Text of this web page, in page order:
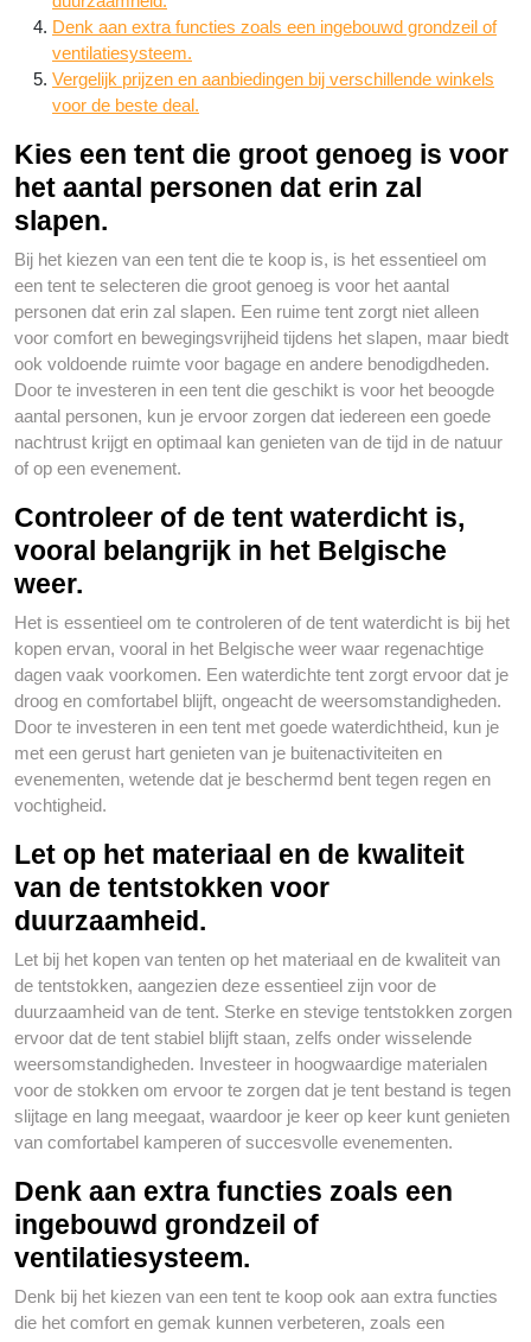
Denk aan extra functies zoals een ingebouwd grondzeil of
ventilatiesysteem.
Vergelijk prijzen en aanbiedingen bij verschillende winkels
voor de beste deal.
Kies een tent die groot genoeg is voor
het aantal personen dat erin zal
slapen.
Bij het kiezen van een tent die te koop is, is het essentieel om
een tent te selecteren die groot genoeg is voor het aantal
personen dat erin zal slapen. Een ruime tent zorgt niet alleen
voor comfort en bewegingsvrijheid tijdens het slapen, maar biedt
ook voldoende ruimte voor bagage en andere benodigdheden.
Door te investeren in een tent die geschikt is voor het beoogde
aantal personen, kun je ervoor zorgen dat iedereen een goede
nachtrust krijgt en optimaal kan genieten van de tijd in de natuur
of op een evenement.
Controleer of de tent waterdicht is,
vooral belangrijk in het Belgische
weer.
Het is essentieel om te controleren of de tent waterdicht is bij het
kopen ervan, vooral in het Belgische weer waar regenachtige
dagen vaak voorkomen. Een waterdichte tent zorgt ervoor dat je
droog en comfortabel blijft, ongeacht de weersomstandigheden.
Door te investeren in een tent met goede waterdichtheid, kun je
met een gerust hart genieten van je buitenactiviteiten en
evenementen, wetende dat je beschermd bent tegen regen en
vochtigheid.
Let op het materiaal en de kwaliteit
van de tentstokken voor
duurzaamheid.
Let bij het kopen van tenten op het materiaal en de kwaliteit van
de tentstokken, aangezien deze essentieel zijn voor de
duurzaamheid van de tent. Sterke en stevige tentstokken zorgen
ervoor dat de tent stabiel blijft staan, zelfs onder wisselende
weersomstandigheden. Investeer in hoogwaardige materialen
voor de stokken om ervoor te zorgen dat je tent bestand is tegen
slijtage en lang meegaat, waardoor je keer op keer kunt genieten
van comfortabel kamperen of succesvolle evenementen.
Denk aan extra functies zoals een
ingebouwd grondzeil of
ventilatiesysteem.
Denk bij het kiezen van een tent te koop ook aan extra functies
die het comfort en gemak kunnen verbeteren, zoals een